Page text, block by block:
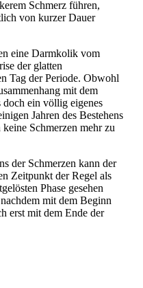
Schmerz führen,
von kurzer Dauer
eine Darmkolik vom
der glatten
Tag der Periode. Obwohl
mit dem
doch ein völlig eigenes
Jahren des Bestehens
Schmerzen mehr zu
der Schmerzen kann der
Zeitpunkt der Regel als
Phase gesehen
mit dem Beginn
erst mit dem Ende der